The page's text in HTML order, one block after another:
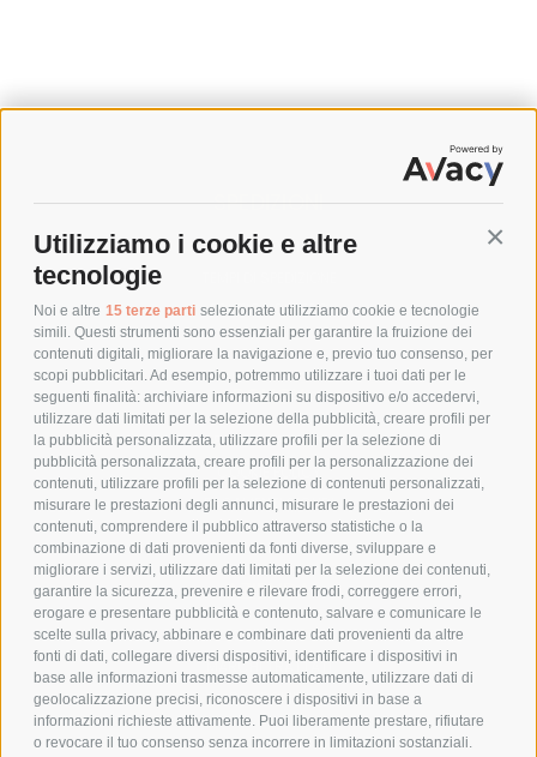
Utilizziamo i cookie e altre
tecnologie
Noi e altre 15 terze parti selezionate utilizziamo cookie e tecnologie
simili. Questi strumenti sono essenziali per garantire la fruizione dei
contenuti digitali, migliorare la navigazione e, previo tuo consenso, per
scopi pubblicitari. Ad esempio, potremmo utilizzare i tuoi dati per le
seguenti finalità: archiviare informazioni su dispositivo e/o accedervi,
utilizzare dati limitati per la selezione della pubblicità, creare profili per
la pubblicità personalizzata, utilizzare profili per la selezione di
pubblicità personalizzata, creare profili per la personalizzazione dei
contenuti, utilizzare profili per la selezione di contenuti personalizzati,
misurare le prestazioni degli annunci, misurare le prestazioni dei
contenuti, comprendere il pubblico attraverso statistiche o la
combinazione di dati provenienti da fonti diverse, sviluppare e
migliorare i servizi, utilizzare dati limitati per la selezione dei contenuti,
garantire la sicurezza, prevenire e rilevare frodi, correggere errori,
erogare e presentare pubblicità e contenuto, salvare e comunicare le
scelte sulla privacy, abbinare e combinare dati provenienti da altre
fonti di dati, collegare diversi dispositivi, identificare i dispositivi in
base alle informazioni trasmesse automaticamente, utilizzare dati di
geolocalizzazione precisi, riconoscere i dispositivi in base a
informazioni richieste attivamente. Puoi liberamente prestare, rifiutare
o revocare il tuo consenso senza incorrere in limitazioni sostanziali.
SPEDIZIONI
COSTI DI SPEDIZIONE
POLITICA DI RESO
POLICY
PRIVACY POLICY
COOKIE POLICY
PAGAMENTI SICURI
AZIENDA
CHI SIAMO
MARCHI TRATTATI
CONDOMINI